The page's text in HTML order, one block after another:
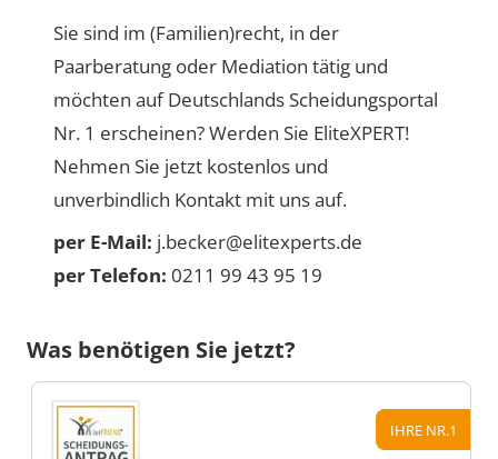
Sie sind im (Familien)recht, in der
Paarberatung oder Mediation tätig und
möchten auf Deutschlands Scheidungsportal
Nr. 1 erscheinen? Werden Sie EliteXPERT!
Nehmen Sie jetzt kostenlos und
unverbindlich Kontakt mit uns auf.
per E-Mail: j.becker@elitexperts.de
per Telefon: 0211 99 43 95 19
Was benötigen Sie jetzt?
IHRE NR.1